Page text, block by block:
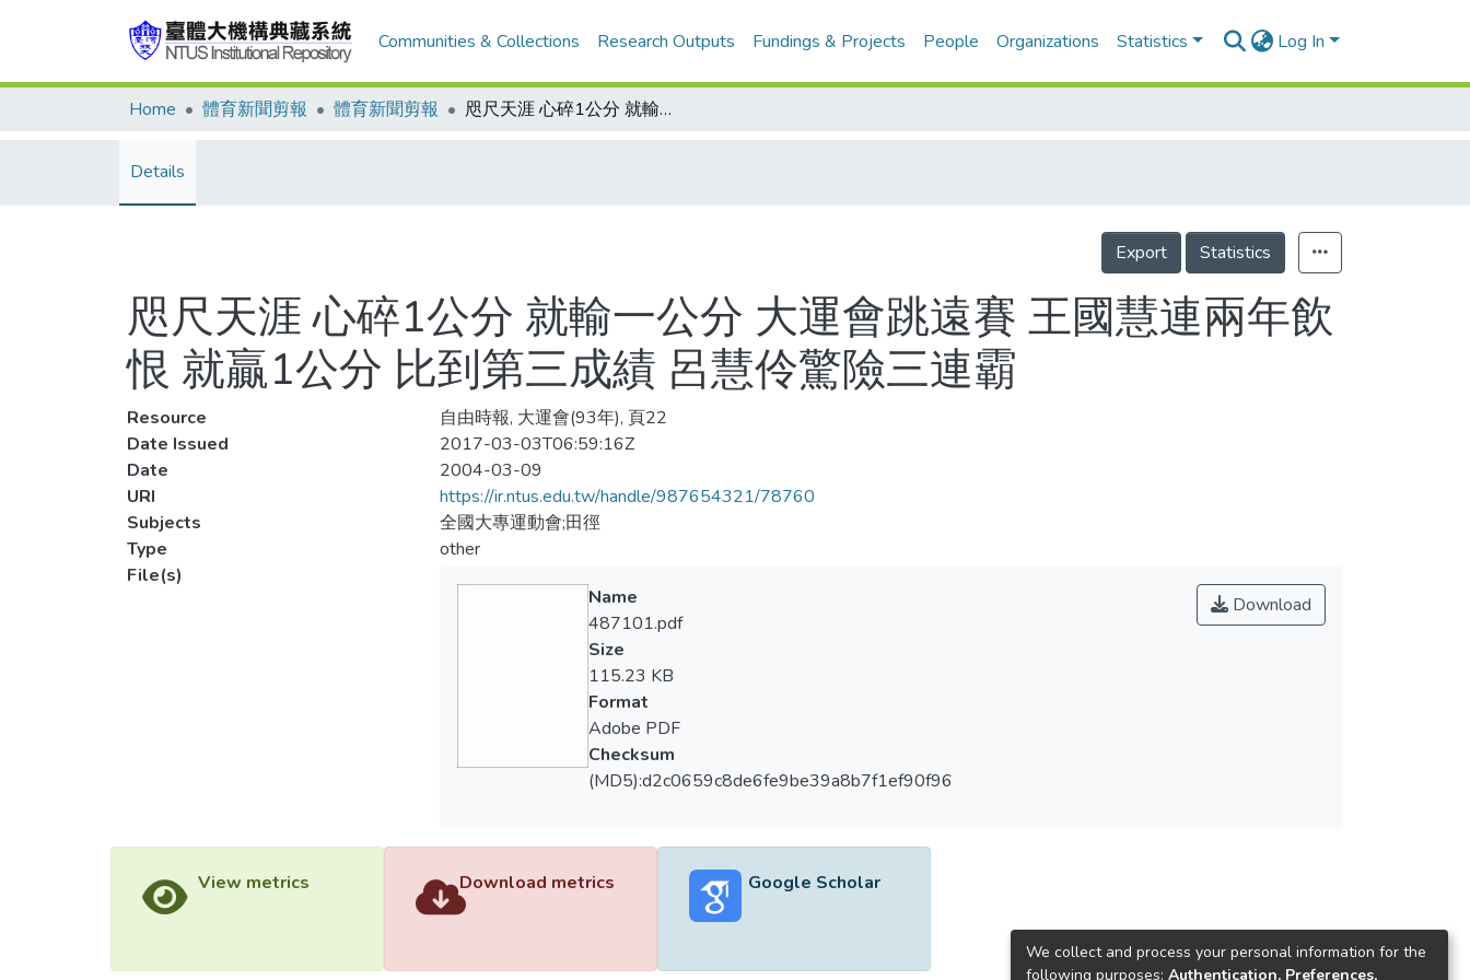
Communities & Collections Research Outputs Fundings & Projects People Organizations Statistics Log In
Home 體育新聞剪報 體育新聞剪報 咫尺天涯 心碎1公分 就輸一公分 大運會跳遠賽 王國慧連兩年飲恨 就贏1公分 比到第三成績 呂慧伶驚險三連霸
Details
Export Statistics
咫尺天涯 心碎1公分 就輸一公分 大運會跳遠賽 王國慧連兩年飲
恨 就贏1公分 比到第三成績 呂慧伶驚險三連霸
Resource
自由時報, 大運會(93年), 頁22
Date Issued
2017-03-03T06:59:16Z
Date
2004-03-09
URI
https://ir.ntus.edu.tw/handle/987654321/78760
Subjects
全國大專運動會;田徑
Type
other
File(s)
Download
Name
487101.pdf
Size
115.23 KB
Format
Adobe PDF
Checksum
(MD5):d2c0659c8de6fe9be39a8b7f1ef90f96
View metrics Download metrics Google Scholar
We collect and process your personal information for the
following purposes: Authentication, Preferences,